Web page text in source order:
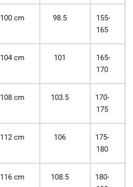
100 cm 98.5
155-
165
104 cm 101
165-
170
108 cm 103.5
170-
175
112 cm 106
175-
180
116 cm 108.5
180-